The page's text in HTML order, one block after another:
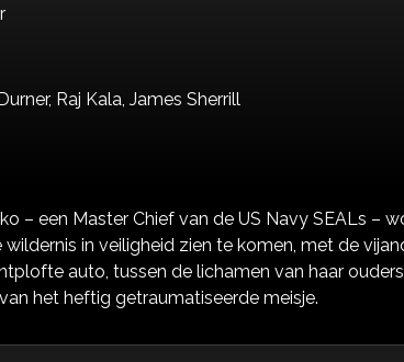
Raj Kala, James Sherrill
– een Master Chief van de US Navy SEALs
in veiligheid zien te komen, met de
auto, tussen de lichamen van haar
het heftig getraumatiseerde meisje.